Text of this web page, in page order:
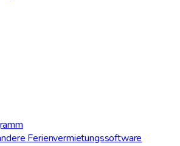
Ferienvermietungssoftware